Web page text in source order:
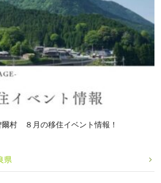
爾村 ８月の移住イベント情報！
県